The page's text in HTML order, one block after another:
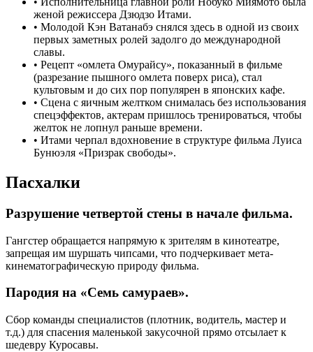
женой режиссера Дзюдзо Итами.
• Молодой Кэн Ватанабэ снялся здесь в одной из своих
первых заметных ролей задолго до международной
славы.
• Рецепт «омлета Омурайсу», показанный в фильме
(разрезание пышного омлета поверх риса), стал
культовым и до сих пор популярен в японских кафе.
• Сцена с яичным желтком снималась без использования
спецэффектов, актерам пришлось тренироваться, чтобы
желток не лопнул раньше времени.
• Итами черпал вдохновение в структуре фильма Луиса
Бунюэля «Призрак свободы».
Пасхалки
Разрушение четвертой стены в начале фильма.
Гангстер обращается напрямую к зрителям в кинотеатре,
запрещая им шуршать чипсами, что подчеркивает мета-
кинематографическую природу фильма.
Пародия на «Семь самураев».
Сбор команды специалистов (плотник, водитель, мастер и
т.д.) для спасения маленькой закусочной прямо отсылает к
шедевру Куросавы.